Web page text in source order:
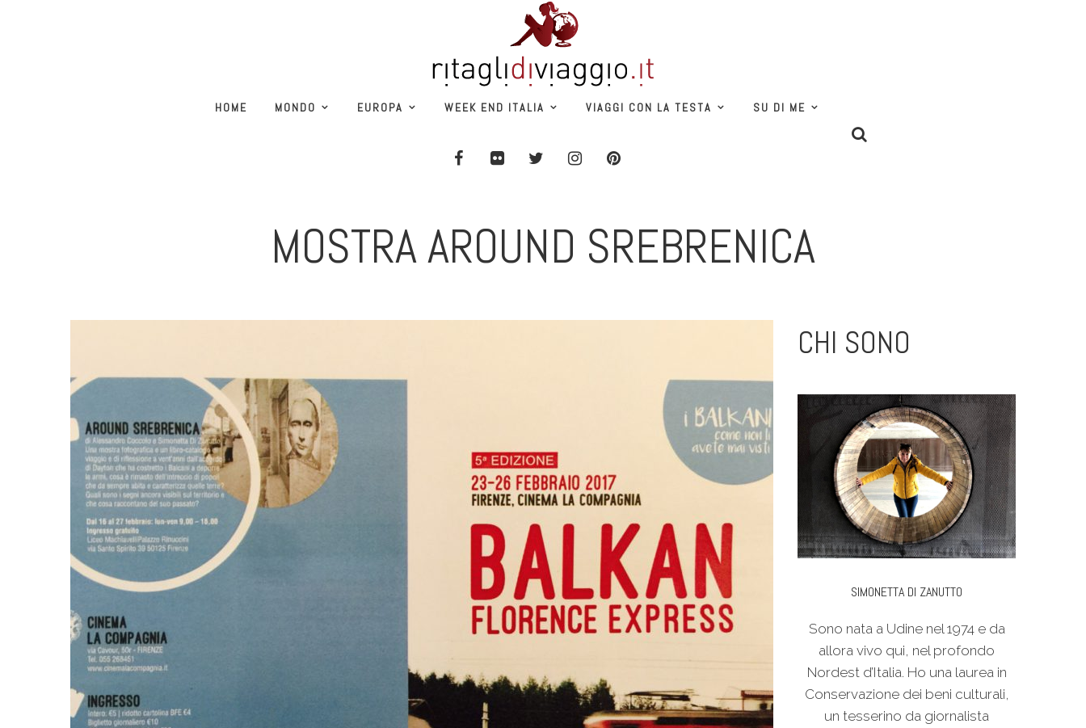
HOME MONDO EUROPA WEEK END ITALIA VIAGGI CON LA TESTA SU DI ME
MOSTRA AROUND SREBRENICA
CHI SONO
SIMONETTA DI ZANUTTO
Sono nata a Udine nel 1974 e da
allora vivo qui, nel profondo
Nordest d’Italia. Ho una laurea in
Conservazione dei beni culturali,
un tesserino da giornalista